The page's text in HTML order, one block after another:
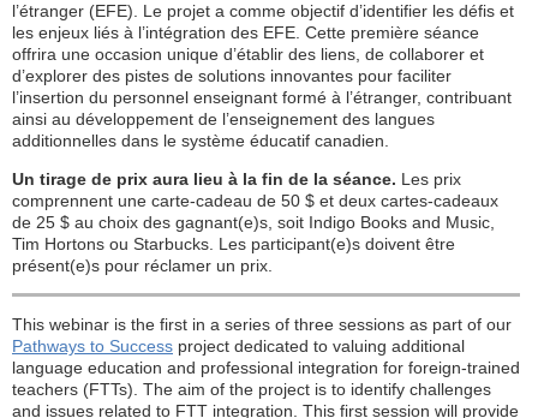
l’étranger (EFE). Le projet a comme objectif d’identifier les défis et
les enjeux liés à l’intégration des EFE. Cette première séance
offrira une occasion unique d’établir des liens, de collaborer et
d’explorer des pistes de solutions innovantes pour faciliter
l’insertion du personnel enseignant formé à l’étranger, contribuant
ainsi au développement de l’enseignement des langues
additionnelles dans le système éducatif canadien.
Un tirage de prix aura lieu à la fin de la séance. Les prix
comprennent une carte-cadeau de 50 $ et deux cartes-cadeaux
de 25 $ au choix des gagnant(e)s, soit Indigo Books and Music,
Tim Hortons ou Starbucks. Les participant(e)s doivent être
présent(e)s pour réclamer un prix.
This webinar is the first in a series of three sessions as part of our
Pathways to Success project dedicated to valuing additional
language education and professional integration for foreign-trained
teachers (FTTs). The aim of the project is to identify challenges
and issues related to FTT integration. This first session will provide